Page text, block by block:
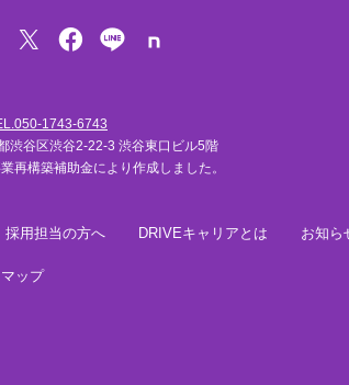
1743-6743
渋谷区渋谷2-22-3 渋谷東口ビル5階
再構築補助金により作成しました。
採用担当の方へ DRIVEキャリアとは お知ら
ップ